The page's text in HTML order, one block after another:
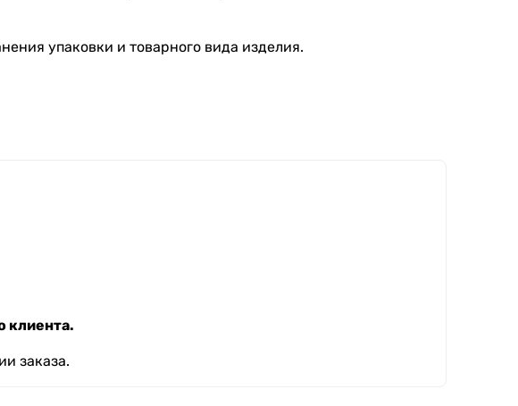
упаковки и товарного вида изделия.
клиента.
заказа.